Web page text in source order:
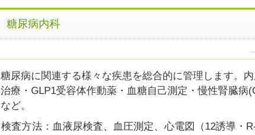
糖尿病内科
糖尿病に関連する様々な疾患を総合的に管理します。
治療・GLP1受容体作動薬・血糖自己測定・慢性腎臓病
など。
検査方法：血液尿検査、血圧測定、心電図（12誘導・